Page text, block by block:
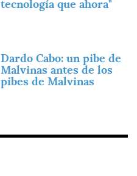
tecnología que ahora"
Dardo Cabo: un pibe de
Malvinas antes de los
pibes de Malvinas